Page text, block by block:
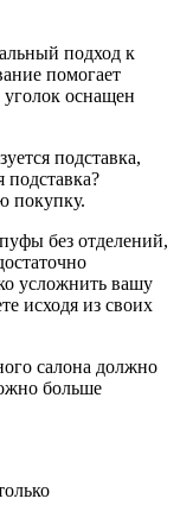
подход к
помогает
оснащен
подставка,
покупку.
без отделений,
усложнить вашу
исходя из своих
салона должно
больше